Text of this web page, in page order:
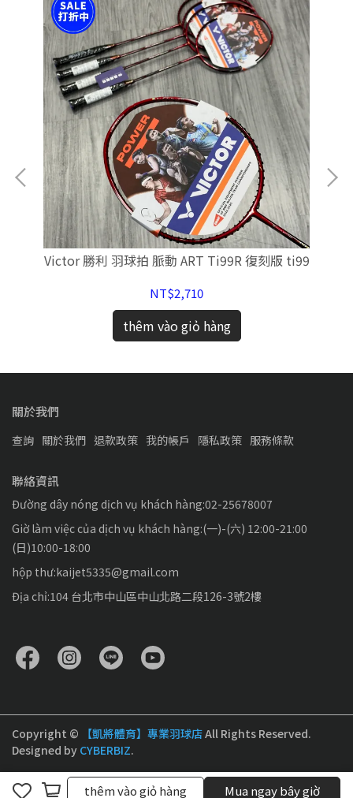
Hủy bỏ Hoàn thành
thêm vào giỏ hàng Mua ngay bây giờ
Victor 勝利 羽球拍 脈動 ART Ti99R 復刻版 ti99
NT$2,710
thêm vào giỏ hàng
關於我們
查詢 關於我們 退款政策 我的帳戶 隱私政策 服務條款
聯絡資訊
Đường dây nóng dịch vụ khách hàng:02-25678007
Giờ làm việc của dịch vụ khách hàng:(一)-(六) 12:00-21:00
(日)10:00-18:00
hộp thư:kaijet5335@gmail.com
Địa chỉ:104 台北市中山區中山北路二段126-3號2樓
Copyright © 【凱將體育】專業羽球店All Rights Reserved.
Designed by CYBERBIZ.